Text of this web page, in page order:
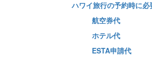
ハワイ旅行の予約時に必
航空券代
ホテル代
ESTA申請代